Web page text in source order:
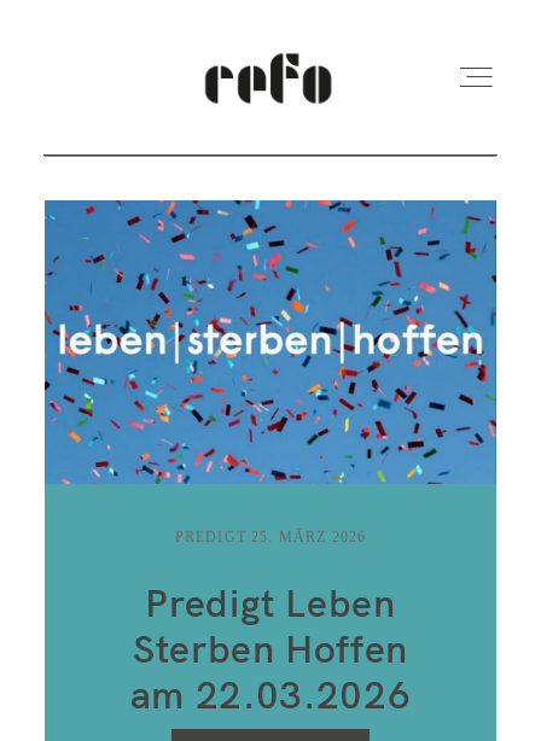
REFO Moabit
Terminkalender
Kita
Vermietung
PREDIGT 25. MÄRZ 2026
Predigt Leben
Sterben Hoffen
am 22.03.2026